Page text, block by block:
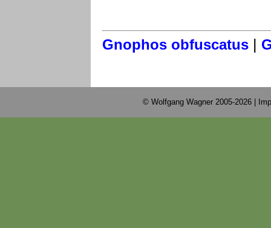
Gnophos obfuscatus |
© Wolfgang Wagner 2005-2026 |